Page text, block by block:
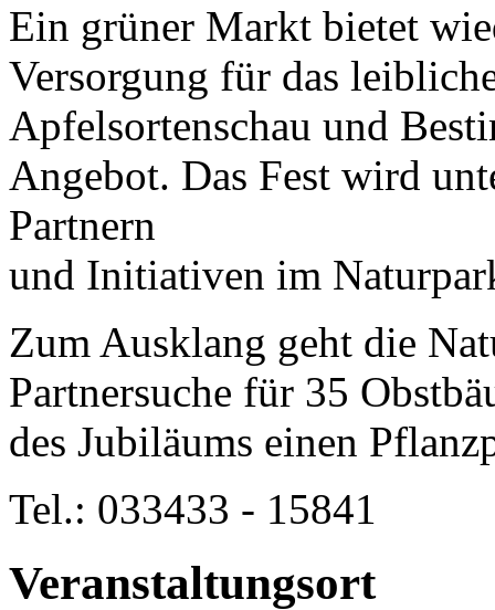
Ein grüner Markt bietet
Versorgung für das
Apfelsortenschau und
Angebot. Das Fest wird
Partnern
und Initiativen im
Zum Ausklang geht die
Partnersuche für 35
des Jubiläums einen
Tel.: 033433 - 15841
Veranstaltungsort